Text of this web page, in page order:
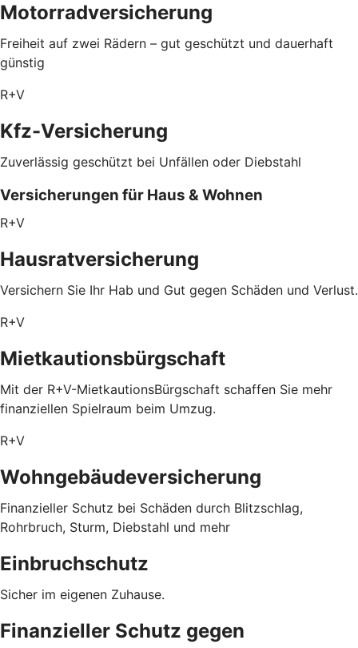
Motorradversicherung
Freiheit auf zwei Rädern – gut geschützt und dauerhaft
günstig
R+V
Kfz-Versicherung
Zuverlässig geschützt bei Unfällen oder Diebstahl
Versicherungen für Haus & Wohnen
R+V
Hausratversicherung
Versichern Sie Ihr Hab und Gut gegen Schäden und Verlust.
R+V
Mietkautionsbürgschaft
Mit der R+V-MietkautionsBürgschaft schaffen Sie mehr
finanziellen Spielraum beim Umzug.
R+V
Wohngebäudeversicherung
Finanzieller Schutz bei Schäden durch Blitzschlag,
Rohrbruch, Sturm, Diebstahl und mehr
Einbruchschutz
Sicher im eigenen Zuhause.
Finanzieller Schutz gegen